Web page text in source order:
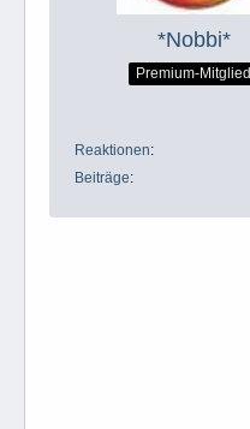
*Nobbi*
Premium-Mitglied
Reaktionen
Beiträge